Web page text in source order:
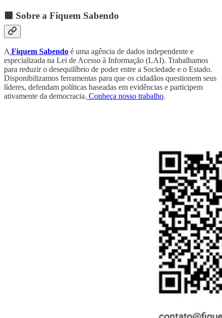
⬛ Sobre a Fiquem Sabendo
A Fiquem Sabendo é uma agência de dados independente e
especializada na Lei de Acesso à Informação (LAI). Trabalhamos
para reduzir o desequilíbrio de poder entre a Sociedade e o Estado.
Disponibilizamos ferramentas para que os cidadãos questionem seus
líderes, defendam políticas baseadas em evidências e participem
ativamente da democracia. Conheça nosso trabalho.